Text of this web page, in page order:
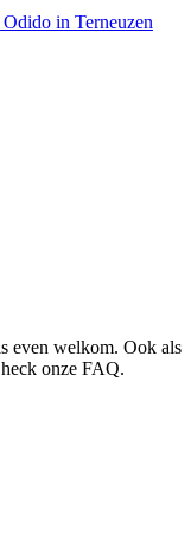
in Terneuzen
even welkom. Ook als
onze FAQ.